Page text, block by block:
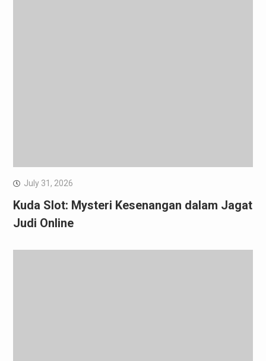
July 31, 2026
Kuda Slot: Mysteri Kesenangan dalam Jagat
Judi Online